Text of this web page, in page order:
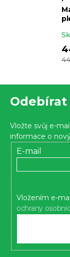
z
Vložte svůj e-
informace o
E-mail
Vložením e-
ochrany